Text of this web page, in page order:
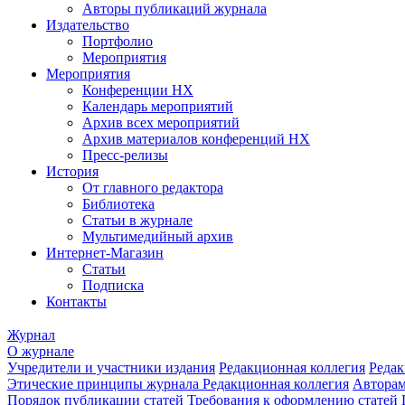
Авторы публикаций журнала
Издательство
Портфолио
Мероприятия
Мероприятия
Конференции НХ
Календарь мероприятий
Архив всех мероприятий
Архив материалов конференций НХ
Пресс-релизы
История
От главного редактора
Библиотека
Статьи в журнале
Мультимедийный архив
Интернет-Магазин
Статьи
Подписка
Контакты
Журнал
О журнале
Учредители и участники издания Редакционная коллегия
Этические принципы журнала Редакционная коллегия
Порядок публикации статей Требования к оформлению статей